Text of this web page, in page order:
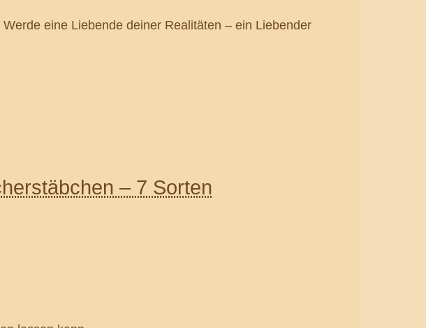
eine Liebende deiner Realitäten – ein Liebender
– 7 Sorten